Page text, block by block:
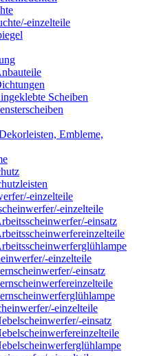
einzelteile
Scheiben
Embleme,
einzelteile
einzelteile
einsatz
einzelteile
einsatz
einzelteile
einsatz